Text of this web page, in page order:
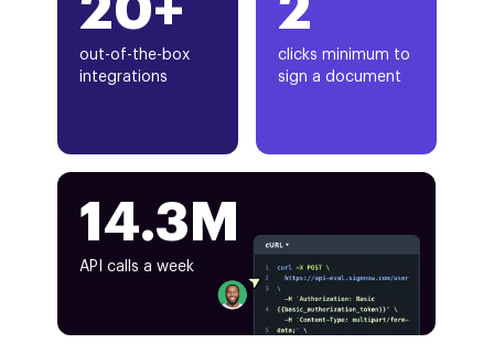
20+
out-of-the-box
integrations
2
clicks minimum to
sign a document
14.3M
API calls a week